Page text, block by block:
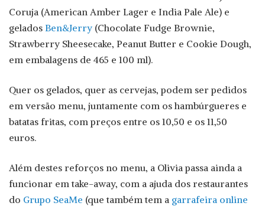
Coruja (American Amber Lager e India Pale Ale) e
gelados Ben&Jerry (Chocolate Fudge Brownie,
Strawberry Sheesecake, Peanut Butter e Cookie Dough,
em embalagens de 465 e 100 ml).
Quer os gelados, quer as cervejas, podem ser pedidos
em versão menu, juntamente com os hambúrgueres e
batatas fritas, com preços entre os 10,50 e os 11,50
euros.
Além destes reforços no menu, a Olivia passa ainda a
funcionar em take-away, com a ajuda dos restaurantes
do Grupo SeaMe (que também tem a garrafeira online